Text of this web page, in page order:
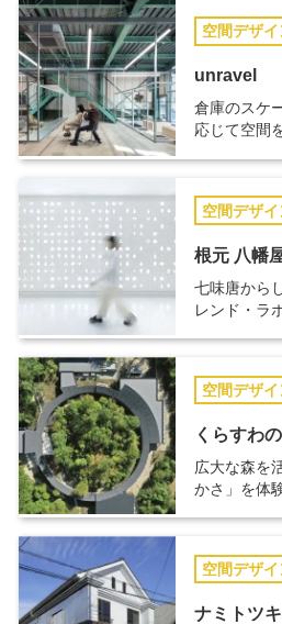
空間デザイ
unravel
倉庫のスケ
応じて空間
空間デザイ
根元 八幡
七味唐から
レンド・ラ
空間デザイ
くらすわ
広大な森を
かさ」を体
空間デザイ
ナミトツ